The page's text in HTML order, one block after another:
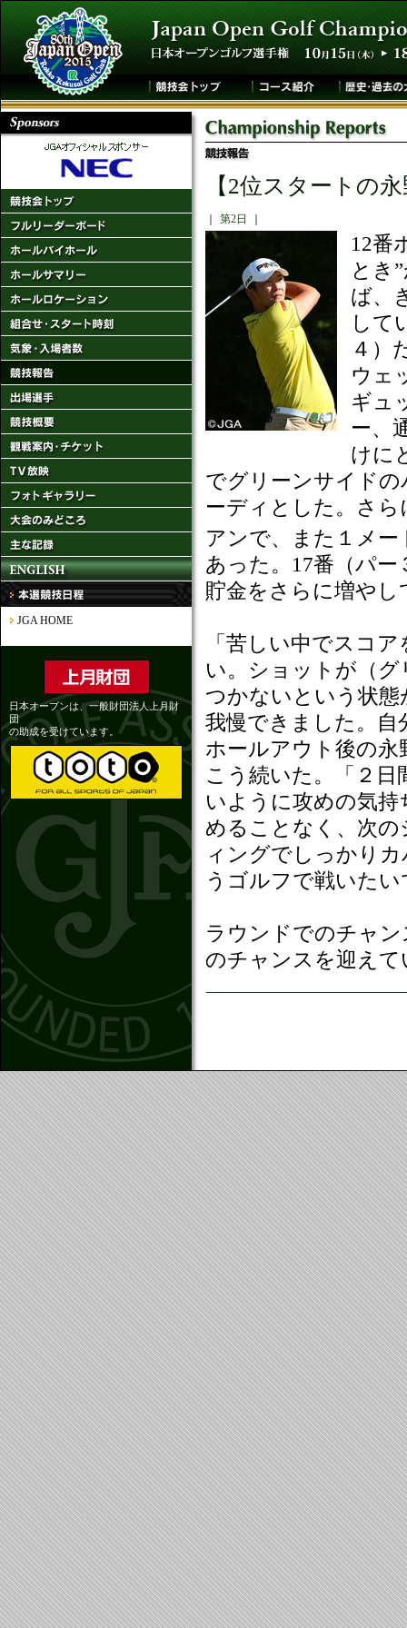
JGA HOME
日本オープンは、一般財団法人上月財
団
の助成を受けています。
【2位スタートの
第2日
12番
とき
ば、
して
４）
ウェ
ギュ
ー、
けに
でグリーンサイド
ーディとした。さら
アンで、また１メー
あった。17番（パ
貯金をさらに増や
「苦しい中でスコ
い。ショットが（
つかないという状
我慢できました。
ホールアウト後の
こう続いた。「２
いように攻めの気
めることなく、次
ィングでしっかり
うゴルフで戦いた
ラウンドでのチャ
のチャンスを迎えて